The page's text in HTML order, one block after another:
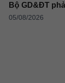
Bộ GD&ĐT
05/08/2026